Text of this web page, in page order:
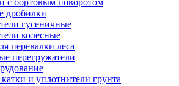
с бортовым поворотом
дробилки
гусеничные
колесные
перевалки леса
перегружатели
и уплотнители грунта